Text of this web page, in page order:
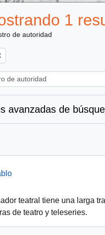
1
de autoridad
avanzadas de
teatral tiene una larga
de teatro y teleseries.